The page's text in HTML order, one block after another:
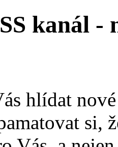
kanál -
hlídat
si,